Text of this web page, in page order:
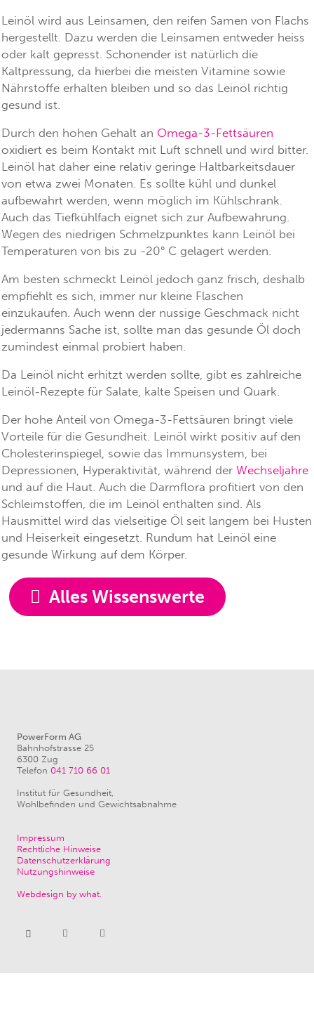
Leinöl wird aus Leinsamen, den reifen Samen von Flachs
hergestellt. Dazu werden die Leinsamen entweder heiss
oder kalt gepresst. Schonender ist natürlich die
Kaltpressung, da hierbei die meisten Vitamine sowie
Nährstoffe erhalten bleiben und so das Leinöl richtig
gesund ist.
Durch den hohen Gehalt an Omega-3-Fettsäuren
oxidiert es beim Kontakt mit Luft schnell und wird bitter.
Leinöl hat daher eine relativ geringe Haltbarkeitsdauer
von etwa zwei Monaten. Es sollte kühl und dunkel
aufbewahrt werden, wenn möglich im Kühlschrank.
Auch das Tiefkühlfach eignet sich zur Aufbewahrung.
Wegen des niedrigen Schmelzpunktes kann Leinöl bei
Temperaturen von bis zu -20° C gelagert werden.
Am besten schmeckt Leinöl jedoch ganz frisch, deshalb
empfiehlt es sich, immer nur kleine Flaschen
einzukaufen. Auch wenn der nussige Geschmack nicht
jedermanns Sache ist, sollte man das gesunde Öl doch
zumindest einmal probiert haben.
Da Leinöl nicht erhitzt werden sollte, gibt es zahlreiche
Leinöl-Rezepte für Salate, kalte Speisen und Quark.
Der hohe Anteil von Omega-3-Fettsäuren bringt viele
Vorteile für die Gesundheit. Leinöl wirkt positiv auf den
Cholesterinspiegel, sowie das Immunsystem, bei
Depressionen, Hyperaktivität, während der Wechseljahre
und auf die Haut. Auch die Darmflora profitiert von den
Schleimstoffen, die im Leinöl enthalten sind. Als
Hausmittel wird das vielseitige Öl seit langem bei Husten
und Heiserkeit eingesetzt. Rundum hat Leinöl eine
gesunde Wirkung auf dem Körper.
Alles Wissenswerte
PowerForm AG
Bahnhofstrasse 25
6300 Zug
Telefon 041 710 66 01
Institut für Gesundheit,
Wohlbefinden und Gewichtsabnahme
Impressum
Rechtliche Hinweise
Datenschutzerklärung
Nutzungshinweise
Webdesign by what.